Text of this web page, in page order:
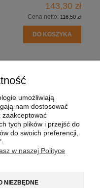
143,30 zł
Cena netto: 116,50 zł
DO KOSZYKA
umożliwiają
nam dostosować
zaakceptować
tych plików i przejść do
do swoich preferencji,
w naszej Polityce
NIEZBĘDNE